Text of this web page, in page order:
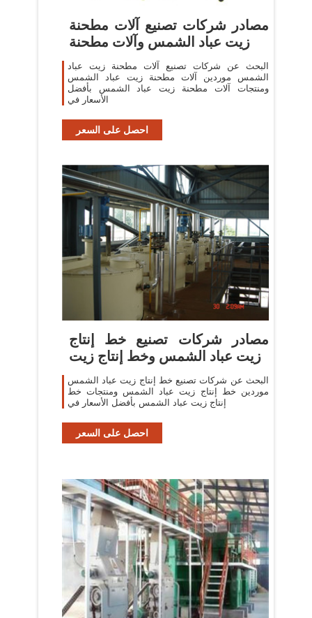
مصادر شركات تصنيع آلات مطحنة
زيت عباد الشمس وآلات مطحنة
البحث عن شركات تصنيع آلات مطحنة زيت عباد
الشمس موردين آلات مطحنة زيت عباد الشمس
ومنتجات آلات مطحنة زيت عباد الشمس بأفضل
الأسعار في
احصل على السعر
مصادر شركات تصنيع خط إنتاج
زيت عباد الشمس وخط إنتاج زيت
البحث عن شركات تصنيع خط إنتاج زيت عباد الشمس
موردين خط إنتاج زيت عباد الشمس ومنتجات خط
إنتاج زيت عباد الشمس بأفضل الأسعار في
احصل على السعر